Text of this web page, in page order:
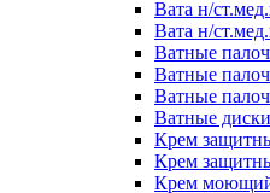
Вата н/
Вата н/
Ватные
Ватные
Ватные
Ватные
Крем
Крем
Крем моющий